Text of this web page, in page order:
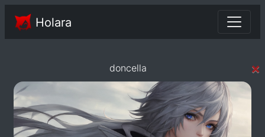
Holara
doncella ×